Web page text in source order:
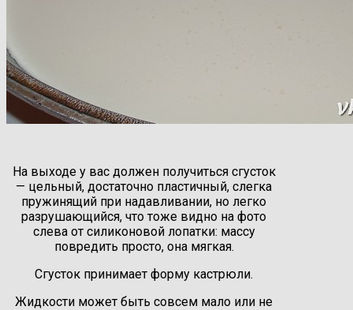
На выходе у вас должен получиться сгусток
— цельный, достаточно пластичный, слегка
пружинящий при надавливании, но легко
разрушающийся, что тоже видно на фото
слева от силиконовой лопатки: массу
повредить просто, она мягкая.
Сгусток принимает форму кастрюли.
Жидкости может быть совсем мало или не